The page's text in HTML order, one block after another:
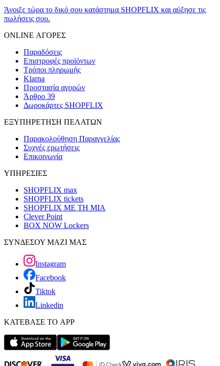
Άνοιξε τώρα το δικό σου κατάστημα SHOPFLIX και αύξησε τις
πωλήσεις σου.
ONLINE ΑΓΟΡΕΣ
Παραδόσεις
Επιστροφές προϊόντων
Τρόποι πληρωμής
Klarna
Προστασία αγορών
Άρθρο 39
Δωροκάρτες SHOPFLIX
ΕΞΥΠΗΡΕΤΗΣΗ ΠΕΛΑΤΩΝ
Παρακολούθηση Παραγγελίας
Συχνές ερωτήσεις
Επικοινωνία
ΥΠΗΡΕΣΙΕΣ
SHOPFLIX max
SHOPFLIX tickets
SHOPFLIX ΜΕ ΤΗ ΜΙΑ
Clever Point
BOX NOW Lockers
ΣΥΝΔΕΣΟΥ ΜΑΖΙ ΜΑΣ
Instagram
Facebook
Tiktok
Linkedin
ΚΑΤΕΒΑΣΕ ΤΟ APP